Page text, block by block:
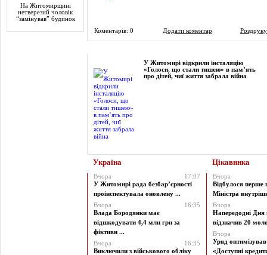
На Житомирщині
нетверезий чоловік
“замінував” будинок
Коментарів: 0 Додати коментар
У Житомирі відкрили інсталяцію
«Голоси, що стали тишею» в пам’ять
про дітей, чиї життя забрала війна
Україна Цікавинка
Вчора
17:07
У Житомирі рада безбар’єрності
проінспектувала оновлену ...
Вчора
16:35
Влада Бородянки має
відшкодувати 4,4 млн грн за
фіктивн ...
Вчора
16:35
Виключили з військового обліку
Вчора
Відбулося перше
Міністра
Вчора
Напередодні Дня
відзначив 20
Вчора
Уряд
«Доступні